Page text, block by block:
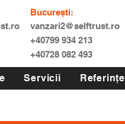
București:
vanzari2@selftrust.ro
+40799 934 213
+40728 082 493
Servicii Referințe